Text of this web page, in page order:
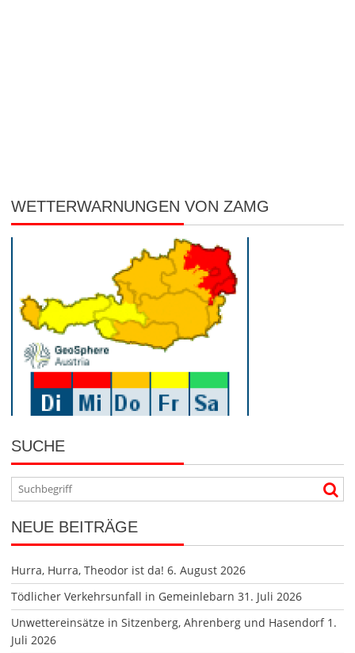
WETTERWARNUNGEN VON ZAMG
SUCHE
NEUE BEITRÄGE
Hurra, Hurra, Theodor ist da! 6. August 2026
Tödlicher Verkehrsunfall in Gemeinlebarn 31. Juli 2026
Unwettereinsätze in Sitzenberg, Ahrenberg und Hasendorf 1.
Juli 2026